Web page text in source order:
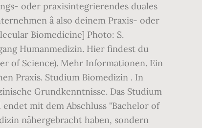
oder praxisintegrierendes duales
â also deinem Praxis- oder
Biomedicine] Photo: S.
Humanmedizin. Hier findest du
of Science). Mehr Informationen. Ein
Praxis. Studium Biomedizin . In
Grundkenntnisse. Das Studium
mit dem Abschluss "Bachelor of
nähergebracht haben, sondern